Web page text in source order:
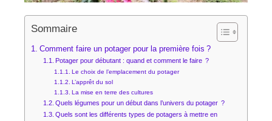
Sommaire
Comment faire un potager pour la première fois ?
Potager pour débutant : quand et comment le faire ?
Le choix de l’emplacement du potager
L’apprêt du sol
La mise en terre des cultures
Quels légumes pour un début dans l’univers du potager ?
Quels sont les différents types de potagers à mettre en